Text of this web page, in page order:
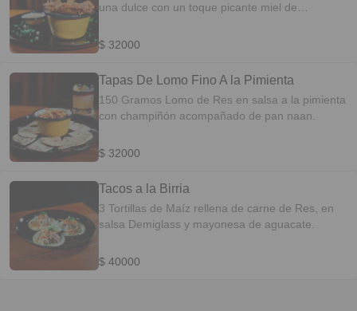
una dulce con un toque picante miel de
$ 32000
Tapas De Lomo Fino A la Pimienta
150 Gramos Lomo de Res en salsa a la pimienta
con champiñón acompañado de pan naan.
$ 32000
Tacos a la Birria
3 Tortillas de Maíz rellena de carne de Res, en
salsa Demiglass y mayonesa de aguacate.
$ 40000